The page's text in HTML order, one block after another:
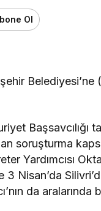
Ol
Başsavcılığı
soruşturma
Yardımcısı
3 Nisan’da
da